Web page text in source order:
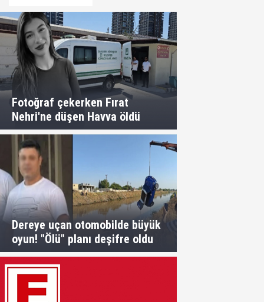
Fotoğraf çekerken Fırat
Nehri'ne düşen Havva öldü
Dereye uçan otomobilde büyük
oyun! "Ölü" planı deşifre oldu